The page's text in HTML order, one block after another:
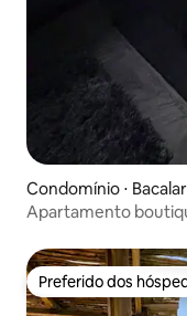
Condomínio ⋅ Bacalar
Apartamento
Preferido dos
Preferido dos